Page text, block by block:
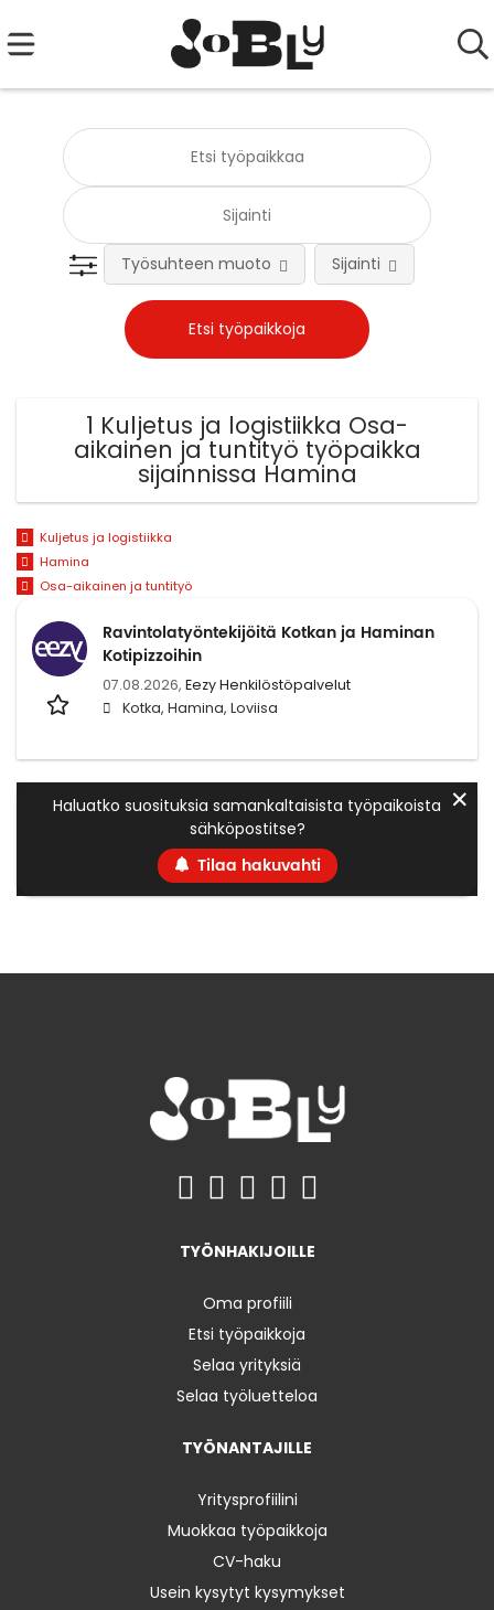
Työsuhteen muoto Sijainti
1 Kuljetus ja logistiikka Osa-
aikainen ja tuntityö työpaikka
sijainnissa Hamina
Kuljetus ja logistiikka
Hamina
Osa-aikainen ja tuntityö
Ravintolatyöntekijöitä Kotkan ja Haminan
Kotipizzoihin
07.08.2026, Eezy Henkilöstöpalvelut
Kotka, Hamina, Loviisa
Haluatko suosituksia samankaltaisista työpaikoista
sähköpostitse?
Tilaa hakuvahti
✕
TYÖNHAKIJOILLE
Oma profiili
Etsi työpaikkoja
Selaa yrityksiä
Selaa työluetteloa
TYÖNANTAJILLE
Yritysprofiilini
Muokkaa työpaikkoja
CV-haku
Usein kysytyt kysymykset